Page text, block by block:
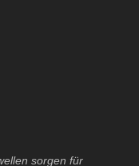
sorgen für